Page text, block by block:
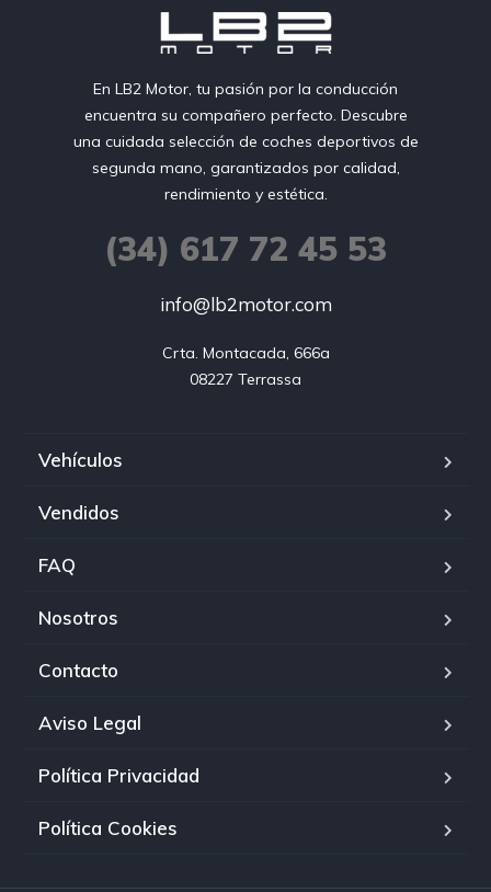
En LB2 Motor, tu pasión por la conducción
encuentra su compañero perfecto. Descubre
una cuidada selección de coches deportivos de
segunda mano, garantizados por calidad,
rendimiento y estética.
(34) 617 72 45 53
info@lb2motor.com
Crta. Montacada, 666a
08227 Terrassa
Vehículos
Vendidos
FAQ
Nosotros
Contacto
Aviso Legal
Política Privacidad
Política Cookies